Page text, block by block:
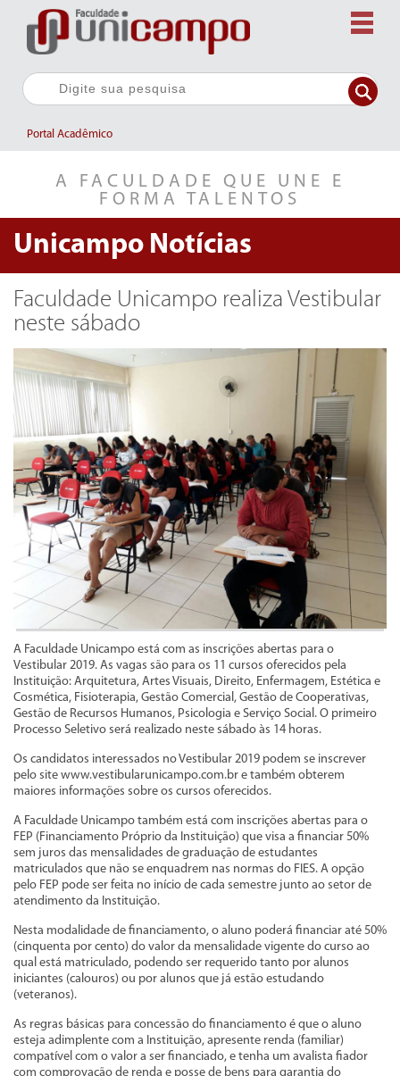
Portal Acadêmico
A FACULDADE QUE UNE E
FORMA TALENTOS
Unicampo Notícias
Faculdade Unicampo realiza Vestibular
neste sábado
A Faculdade Unicampo está com as inscrições abertas para o
Vestibular 2019. As vagas são para os 11 cursos oferecidos pela
Instituição: Arquitetura, Artes Visuais, Direito, Enfermagem, Estética e
Cosmética, Fisioterapia, Gestão Comercial, Gestão de Cooperativas,
Gestão de Recursos Humanos, Psicologia e Serviço Social. O primeiro
Processo Seletivo será realizado neste sábado às 14 horas.
Os candidatos interessados no Vestibular 2019 podem se inscrever
pelo site www.vestibularunicampo.com.br e também obterem
maiores informações sobre os cursos oferecidos.
A Faculdade Unicampo também está com inscrições abertas para o
FEP (Financiamento Próprio da Instituição) que visa a financiar 50%
sem juros das mensalidades de graduação de estudantes
matriculados que não se enquadrem nas normas do FIES. A opção
pelo FEP pode ser feita no início de cada semestre junto ao setor de
atendimento da Instituição.
Nesta modalidade de financiamento, o aluno poderá financiar até 50%
(cinquenta por cento) do valor da mensalidade vigente do curso ao
qual está matriculado, podendo ser requerido tanto por alunos
iniciantes (calouros) ou por alunos que já estão estudando
(veteranos).
As regras básicas para concessão do financiamento é que o aluno
esteja adimplente com a Instituição, apresente renda (familiar)
compatível com o valor a ser financiado, e tenha um avalista fiador
com comprovação de renda e posse de bens para garantia do